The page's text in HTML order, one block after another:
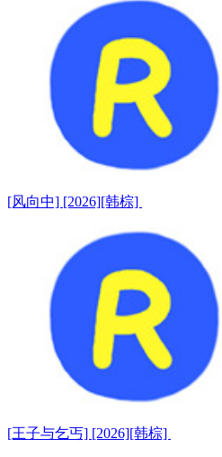
[风向中] [2026][韩棕]
[王子与乞丐] [2026][韩棕]